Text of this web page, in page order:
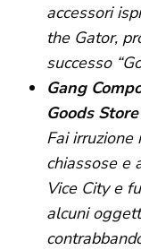
accessori
the Gator,
successo
Gang
Goods Store
Fai irruzione
chiassose e
Vice City e
alcuni